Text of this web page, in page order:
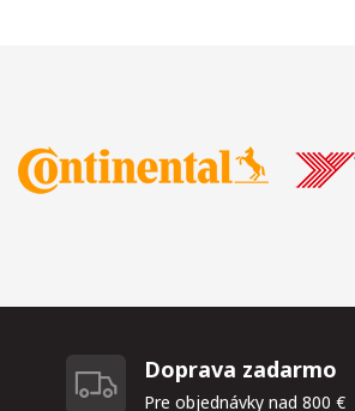
Doprava zadarmo
Pre objednávky nad 800 €